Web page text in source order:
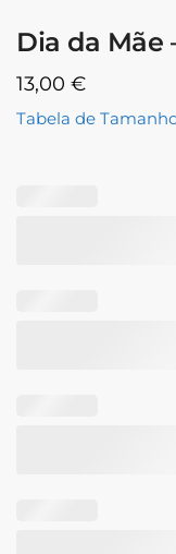
Dia da Mãe
13,00 €
Tabela de